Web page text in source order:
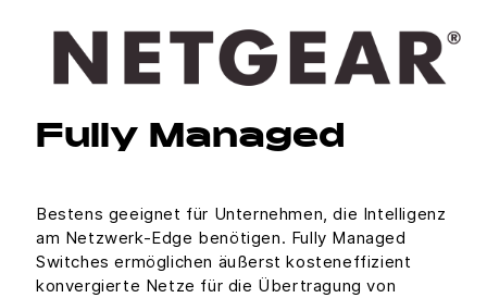
Fully Managed
Bestens geeignet für Unternehmen, die Intelligenz
am Netzwerk-Edge benötigen. Fully Managed
Switches ermöglichen äußerst kosteneffizient
konvergierte Netze für die Übertragung von